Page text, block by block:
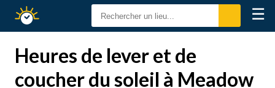
Calendrier
Solaire
☰
Heures de lever et de
coucher du soleil à Meadow